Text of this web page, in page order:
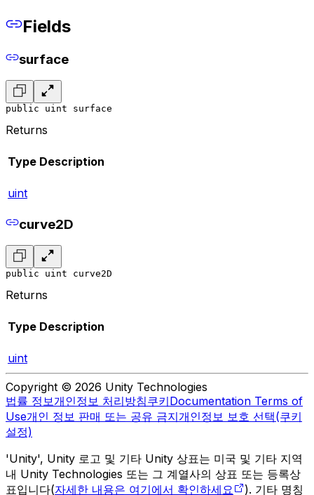
Fields
surface
public uint surface
Returns
Type Description
uint
curve2D
public uint curve2D
Returns
Type Description
uint
Copyright © 2026 Unity Technologies
법률 정보개인정보 처리방침쿠키Documentation Terms of
Use개인 정보 판매 또는 공유 금지개인정보 보호 선택(쿠키
설정)
'Unity', Unity 로고 및 기타 Unity 상표는 미국 및 기타 지역
내 Unity Technologies 또는 그 계열사의 상표 또는 등록상
표입니다(자세한 내용은 여기에서 확인하세요 ). 기타 명칭